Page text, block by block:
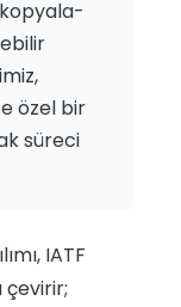
özel bir
süreci
IATF
çevirir;